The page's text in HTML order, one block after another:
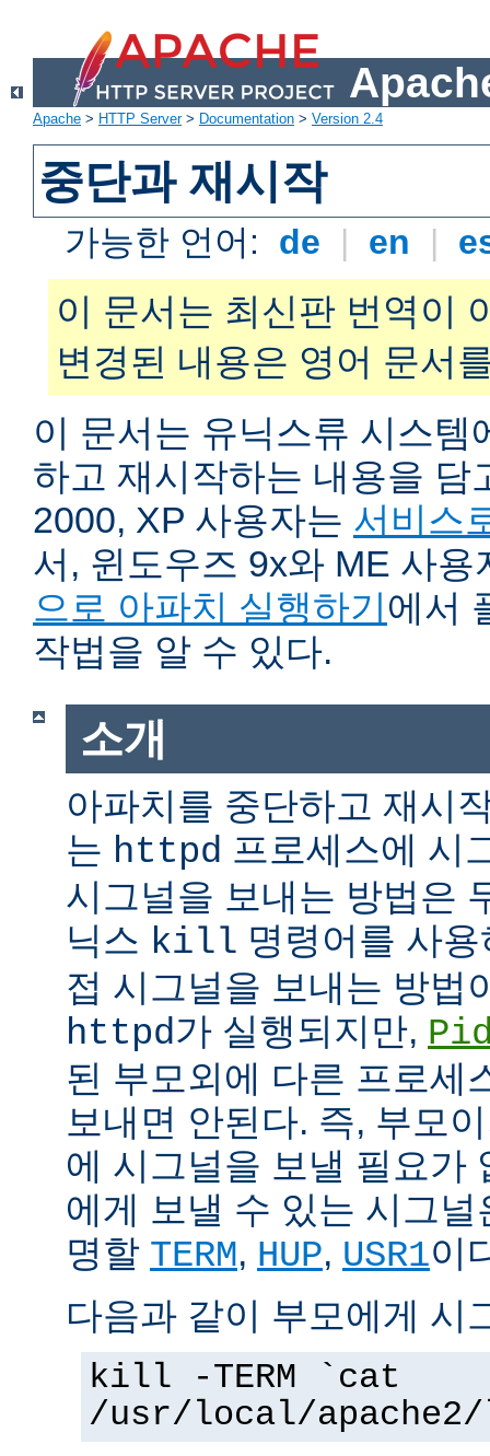
Apache > HTTP Server> Documentation > Version 2.4
중단과 재시작
가능한 언어: de | en |
이 문서는 최신판 번역이
변경된 내용은 영어 문서
이 문서는 유닉스류 시스템
하고 재시작하는 내용을 담
2000, XP 사용자는 서비스
서, 윈도우즈 9x와 ME 사
으로 아파치 실행하기에서
작법을 알 수 있다.
소개
아파치를 중단하고 재시
는 httpd 프로세스에 시
시그널을 보내는 방법은
닉스 kill 명령어를 사
접 시그널을 보내는 방법
httpd가 실행되지만,
된 부모외에 다른 프로세
보내면 안된다. 즉, 부모
에 시그널을 보낼 필요가
에게 보낼 수 있는 시그
명할 TERM, HUP, USR1이
다음과 같이 부모에게 시
kill -TERM `cat
/usr/local/